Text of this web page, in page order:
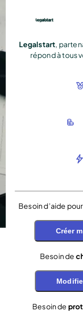
Legalstart,
répond à tous
Besoin d’aide pour
Créer
Besoin de
Besoin de